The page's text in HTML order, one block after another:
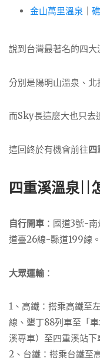
金山萬里溫泉
說到台灣最著名的四大
分別是陽明山溫泉、北
而Sky長這麼大也只去
這回終於有機會前往四
四重溪溫泉||
自行開車 ：國道3號-
道臺26線-縣道199線。
大眾運輸 ：
1、高鐵：搭乘高鐵至
線、墾丁88列車至「
溪專車）至四重溪站下
2、台鐵：搭乘台鐵至